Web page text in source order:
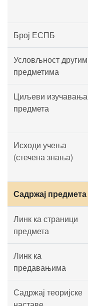
Број ЕСПБ
Условљност другим
предметима
Циљеви изучавања
предмета
Исходи учења
(стечена знања)
Садржај предмета
Линк ка страници
предмета
Линк ка
предавањима
Садржај теоријске